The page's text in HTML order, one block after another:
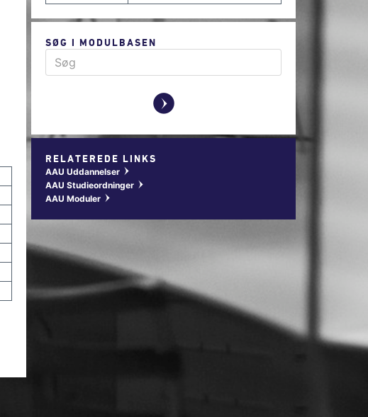
SØG I MODULBASEN
y
RELATEREDE LINKS
AAU Uddannelser w
AAU Studieordninger w
AAU Moduler w